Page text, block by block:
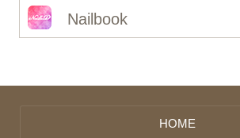
Nailbook
HOME